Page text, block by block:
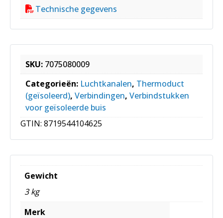
Technische gegevens
SKU: 7075080009
Categorieën: Luchtkanalen, Thermoduct
(geïsoleerd), Verbindingen, Verbindstukken
voor geïsoleerde buis
GTIN: 8719544104625
Gewicht
3 kg
Merk